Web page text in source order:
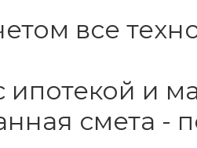
все
ипотекой и
смета -